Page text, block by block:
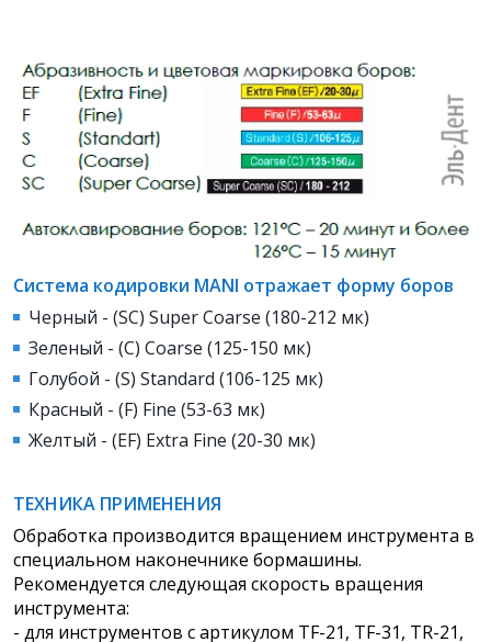
Система кодировки MANI отражает форму боров
Черный - (SC) Super Coarse (180-212 мк)
Зеленый - (С) Coarse (125-150 мк)
Голубой - (S) Standard (106-125 мк)
Красный - (F) Fine (53-63 мк)
Желтый - (EF) Extra Fine (20-30 мк)
ТЕХНИКА ПРИМЕНЕНИЯ
Обработка производится вращением инструмента в
специальном наконечнике бормашины.
Рекомендуется следующая скорость вращения
инструмента:
- для инструментов с артикулом TF-21, TF-31, TR-21,